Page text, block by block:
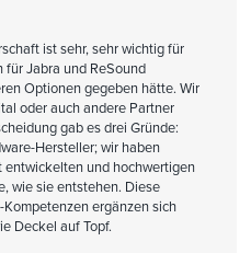
ist sehr, sehr wichtig für
für Jabra und ReSound
Optionen gegeben hätte. Wir
oder auch andere Partner
gab es drei Gründe:
Hersteller; wir haben
entwickelten und hochwertigen
wie sie entstehen. Diese
ergänzen sich
Deckel auf Topf.